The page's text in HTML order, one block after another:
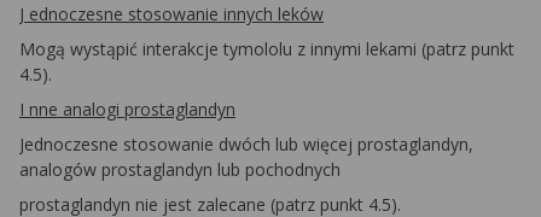
J ednoczesne stosowanie innych leków
Mogą wystąpić interakcje tymololu z innymi lekami (patrz punkt
4.5).
I nne analogi prostaglandyn
Jednoczesne stosowanie dwóch lub więcej prostaglandyn,
analogów prostaglandyn lub pochodnych
prostaglandyn nie jest zalecane (patrz punkt 4.5).